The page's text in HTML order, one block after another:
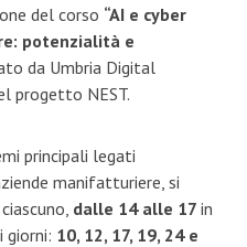
del corso “AI e cyber
potenzialità e
da Umbria Digital
progetto NEST.
principali legati
manifatturiere, si
dalle 14 alle 17 in
giorni: 10, 12, 17, 19, 24 e